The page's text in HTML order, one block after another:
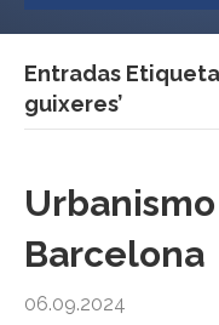
Entradas
guixeres’
Barcelona
06.09.2024